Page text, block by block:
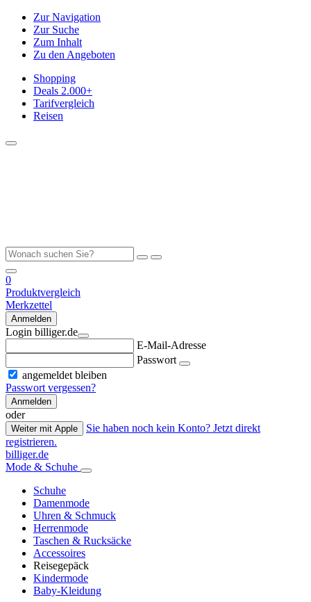
Zur Navigation
Zur Suche
Zum Inhalt
Zu den Angeboten
Shopping
Deals 2.000+
Tarifvergleich
Reisen
0
Produktvergleich
Merkzettel
Anmelden
Login billiger.de
E-Mail-Adresse
Passwort
angemeldet bleiben
Passwort vergessen?
Anmelden
oder
Weiter mit Apple
Sie haben noch kein Konto? Jetzt direkt
registrieren.
billiger.de
Mode & Schuhe
Schuhe
Damenmode
Uhren & Schmuck
Herrenmode
Taschen & Rucksäcke
Accessoires
Reisegepäck
Kindermode
Baby-Kleidung